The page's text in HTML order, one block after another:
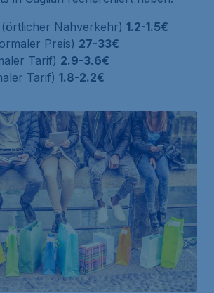
Nahverkehr) 1.2-1.5€
Preis) 27-33€
Tarif) 2.9-3.6€
Tarif) 1.8-2.2€